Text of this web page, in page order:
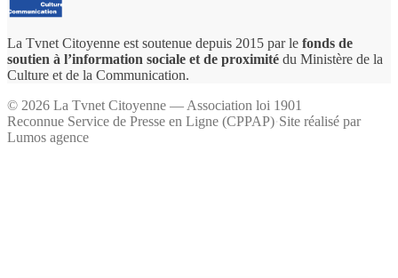
La Tvnet Citoyenne est soutenue depuis 2015 par le fonds de
soutien à l’information sociale et de proximité du Ministère de la
Culture et de la Communication.
© 2026 La Tvnet Citoyenne — Association loi 1901
Reconnue Service de Presse en Ligne (CPPAP)·Site réalisé par
Lumos agence